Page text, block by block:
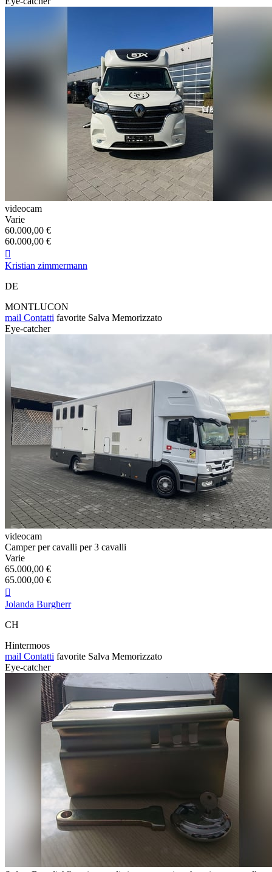
videocam
Varie
60.000,00 €
60.000,00 €

Kristian zimmermann
DE
MONTLUCON
mail Contatti favorite Salva Memorizzato
Eye-catcher
videocam
Camper per cavalli per 3 cavalli
Varie
65.000,00 €
65.000,00 €

Jolanda Burgherr
CH
Hintermoos
mail Contatti favorite Salva Memorizzato
Eye-catcher